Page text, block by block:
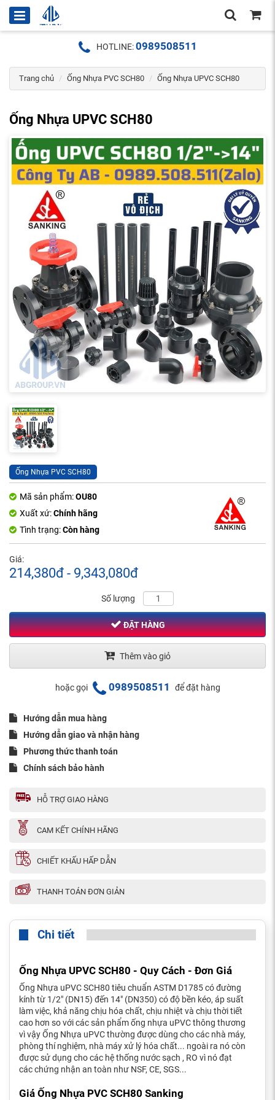
HOTLINE:0989508511
Trang chủ Ống Nhựa PVC SCH80 Ống Nhựa UPVC SCH80
Ống Nhựa UPVC SCH80
Ống Nhựa PVC SCH80
Mã sản phẩm:OU80
Xuất xứ:Chính hãng
Tình trạng:Còn hàng
Giá:
214,380đ - 9,343,080đ
Số lượng
ĐẶT HÀNG
Thêm vào giỏ
hoặc gọi 0989508511 để đặt hàng
Hướng dẫn mua hàng
Hướng dẫn giao và nhận hàng
Phương thức thanh toán
Chính sách bảo hành
HỖ TRỢ GIAO HÀNG
CAM KẾT CHÍNH HÃNG
CHIẾT KHẤU HẤP DẪN
THANH TOÁN ĐƠN GIẢN
Chi tiết
Ống Nhựa UPVC SCH80 - Quy Cách - Đơn Giá
Ống Nhựa uPVC SCH80 tiêu chuẩn ASTM D1785 có đường
kính từ 1/2" (DN15) đến 14" (DN350) có độ bền kéo, áp suất
làm việc, khả năng chịu hóa chất, chịu nhiệt và chịu thời tiết
cao hơn so với các sản phẩm ống nhựa uPVC thông thương
vì vậy Ống Nhựa uPVC thường được dùng cho các nhà máy,
phòng thí nghiệm, nhà máy xử lý hóa chất... ngoài ra nó còn
được sử dụng cho các hệ thống nước sạch , RO vì nó đạt
các chứng nhận an toàn như NSF, CE, SGS...
Giá Ống Nhựa PVC SCH80 Sanking